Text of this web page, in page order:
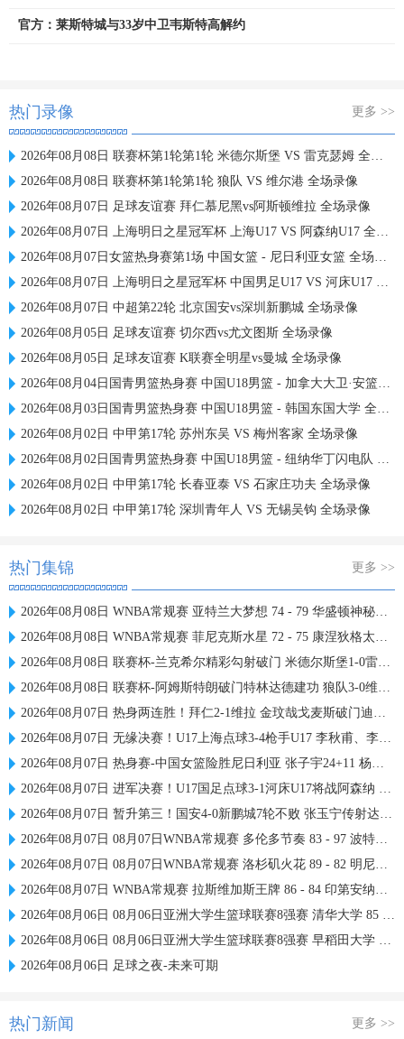
官方：莱斯特城与33岁中卫韦斯特高解约
热门录像 更多 >>
2026年08月08日 联赛杯第1轮第1轮 米德尔斯堡 VS 雷克瑟姆 全场录像
2026年08月08日 联赛杯第1轮第1轮 狼队 VS 维尔港 全场录像
2026年08月07日 足球友谊赛 拜仁慕尼黑vs阿斯顿维拉 全场录像
2026年08月07日 上海明日之星冠军杯 上海U17 VS 阿森纳U17 全场录像
2026年08月07日女篮热身赛第1场 中国女篮 - 尼日利亚女篮 全场录像
2026年08月07日 上海明日之星冠军杯 中国男足U17 VS 河床U17 全场录像
2026年08月07日 中超第22轮 北京国安vs深圳新鹏城 全场录像
2026年08月05日 足球友谊赛 切尔西vs尤文图斯 全场录像
2026年08月05日 足球友谊赛 K联赛全明星vs曼城 全场录像
2026年08月04日国青男篮热身赛 中国U18男篮 - 加拿大大卫·安篮球学院 全场录像
2026年08月03日国青男篮热身赛 中国U18男篮 - 韩国东国大学 全场录像
2026年08月02日 中甲第17轮 苏州东吴 VS 梅州客家 全场录像
2026年08月02日国青男篮热身赛 中国U18男篮 - 纽纳华丁闪电队 全场录像
2026年08月02日 中甲第17轮 长春亚泰 VS 石家庄功夫 全场录像
2026年08月02日 中甲第17轮 深圳青年人 VS 无锡吴钩 全场录像
热门集锦 更多 >>
2026年08月08日 WNBA常规赛 亚特兰大梦想 74 - 79 华盛顿神秘人 全场集锦
2026年08月08日 WNBA常规赛 菲尼克斯水星 72 - 75 康涅狄格太阳 全场集锦
2026年08月08日 联赛杯-兰克希尔精彩勾射破门 米德尔斯堡1-0雷克瑟姆
2026年08月08日 联赛杯-阿姆斯特朗破门特林达德建功 狼队3-0维尔港
2026年08月07日 热身两连胜！拜仁2-1维拉 金玟哉戈麦斯破门迪亚斯替补建功
2026年08月07日 无缘决赛！U17上海点球3-4枪手U17 李秋甫、李文博失点王启戎扑点
2026年08月07日 热身赛-中国女篮险胜尼日利亚 张子宇24+11 杨舒予12+6
2026年08月07日 进军决赛！U17国足点球3-1河床U17将战阿森纳 江宇涵替补两扑点
2026年08月07日 暂升第三！国安4-0新鹏城7轮不败 张玉宁传射达万双响法比奥破门
2026年08月07日 08月07日WNBA常规赛 多伦多节奏 83 - 97 波特兰火焰 集锦
2026年08月07日 08月07日WNBA常规赛 洛杉矶火花 89 - 82 明尼苏达山猫 全场集锦
2026年08月07日 WNBA常规赛 拉斯维加斯王牌 86 - 84 印第安纳狂热 全场集锦
2026年08月06日 08月06日亚洲大学生篮球联赛8强赛 清华大学 85 - 81 菲律宾大学 集锦
2026年08月06日 08月06日亚洲大学生篮球联赛8强赛 早稻田大学 78 - 71 高丽大学 集锦
2026年08月06日 足球之夜-未来可期
热门新闻 更多 >>